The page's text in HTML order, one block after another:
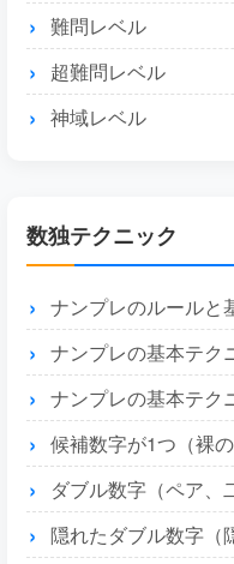
難問レベル
超難問レベル
神域レベル
数独テクニック
ナンプレのルールと
ナンプレの基本テク
ナンプレの基本テク
候補数字が1つ（裸のシング
ダブル数字（ペア、
隠れたダブル数字（